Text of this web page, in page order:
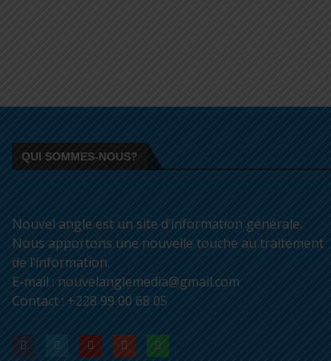
QUI SOMMES-NOUS?
Nouvel angle est un site d’information générale.
Nous apportons une nouvelle touche au traitement
de l’information.
E-mail : nouvelanglemedia@gmail.com
Contact : +228 99 00 68 05